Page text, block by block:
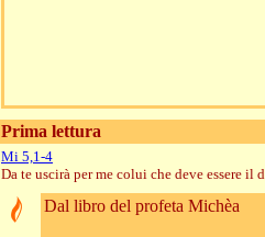
Prima lettura
Mi 5,1-4
Da te uscirà per me colui che deve essere il
Dal libro del profeta Michèa